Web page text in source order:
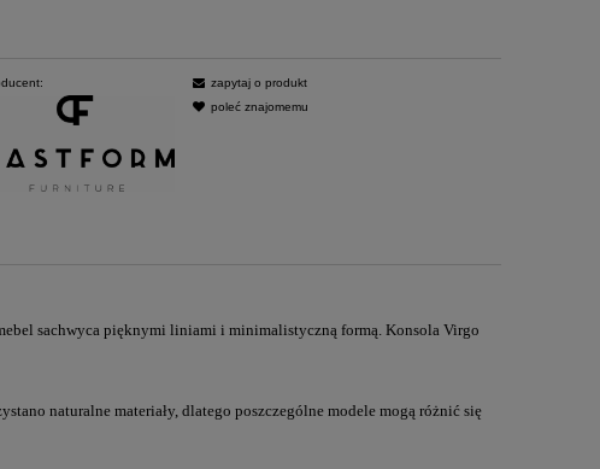
zapytaj o produkt
poleć znajomemu
sachwyca pięknymi liniami i minimalistyczną formą. Konsola Virgo
naturalne materiały, dlatego poszczególne modele mogą różnić się